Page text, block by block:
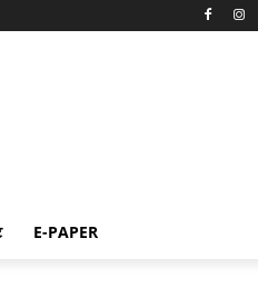
E-PAPER